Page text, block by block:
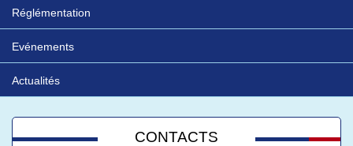
Réglémentation
Evénements
Actualités
CONTACTS